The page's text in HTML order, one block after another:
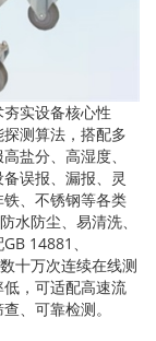
实设备核心性
测算法，搭配多
盐分、高湿度、
误报、漏报、灵
、不锈钢等各类
水防尘、易清洗、
14881、
十万次连续在线测
，可适配高速流
、可靠检测。